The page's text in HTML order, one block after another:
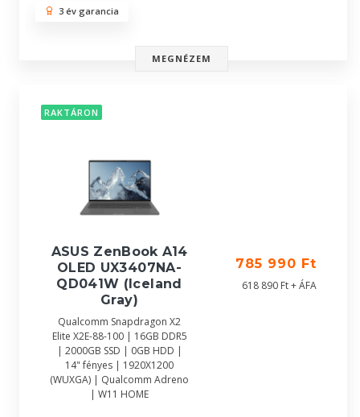
3 év garancia
MEGNÉZEM
RAKTÁRON
ASUS ZenBook A14
OLED UX3407NA-
QD041W (Iceland
Gray)
Qualcomm Snapdragon X2
Elite X2E-88-100 | 16GB DDR5
| 2000GB SSD | 0GB HDD |
14" fényes | 1920X1200
(WUXGA) | Qualcomm Adreno
| W11 HOME
785 990 Ft
618 890 Ft + ÁFA